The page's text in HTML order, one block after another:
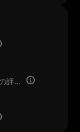
完全希薄化後の評価額